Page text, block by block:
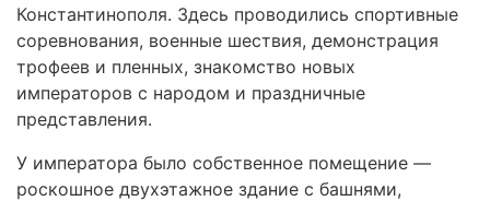
Константинополя. Здесь проводились спортивные
соревнования, военные шествия, демонстрация
трофеев и пленных, знакомство новых
императоров с народом и праздничные
представления.
У императора было собственное помещение —
роскошное двухэтажное здание с башнями,